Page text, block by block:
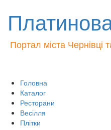
Портал міста Чернівці
Головна
Каталог
Ресторани
Весілля
Плітки